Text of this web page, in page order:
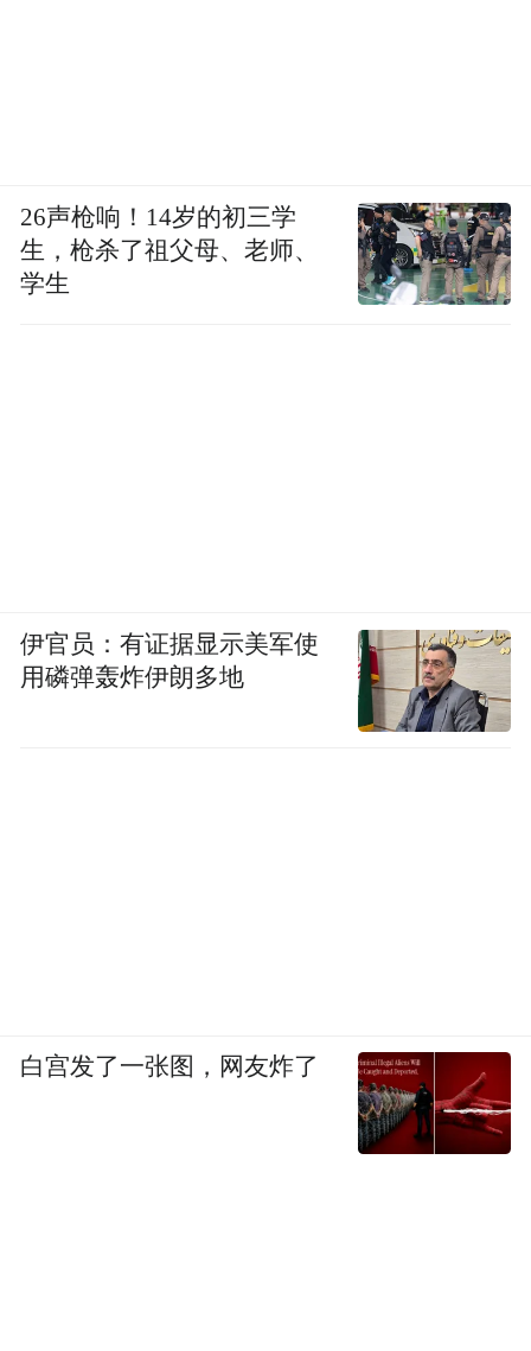
26声枪响！14岁的初三学
生，枪杀了祖父母、老师、
学生
伊官员：有证据显示美军使
用磷弹轰炸伊朗多地
白宫发了一张图，网友炸了